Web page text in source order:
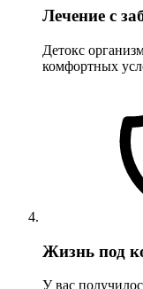
Лечение с
Детокс
комфортных
Жизнь под
У вас